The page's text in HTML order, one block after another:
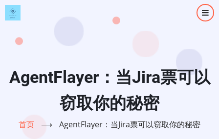
跳
转
AgentFlayer：当Jira票可以
窃取你的秘密
首页 ⟶ AgentFlayer：当Jira票可以窃取你的秘密